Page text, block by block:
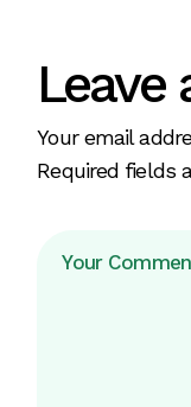
Leave
Your email
Required fields